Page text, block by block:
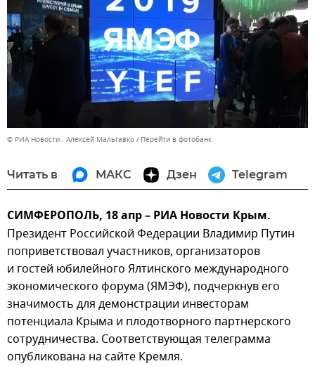
© РИА Новости . Алексей Мальгавко Перейти в фотобанк
Читать в МАКС Дзен Telegram
СИМФЕРОПОЛЬ, 18 апр – РИА Новости Крым.
Президент Российской Федерации Владимир Путин
поприветствовал участников, организаторов
и гостей юбилейного Ялтинского международного
экономического форума (ЯМЭФ), подчеркнув его
значимость для демонстрации инвесторам
потенциала Крыма и плодотворного партнерского
сотрудничества. Соответствующая телеграмма
опубликована на сайте Кремля.